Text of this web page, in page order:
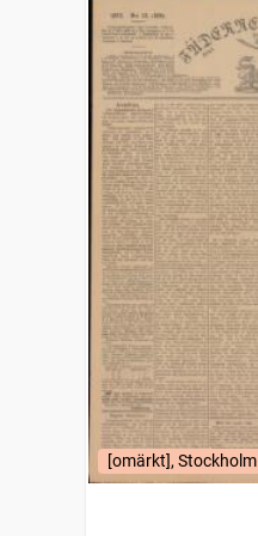
[omärkt], Stockholm